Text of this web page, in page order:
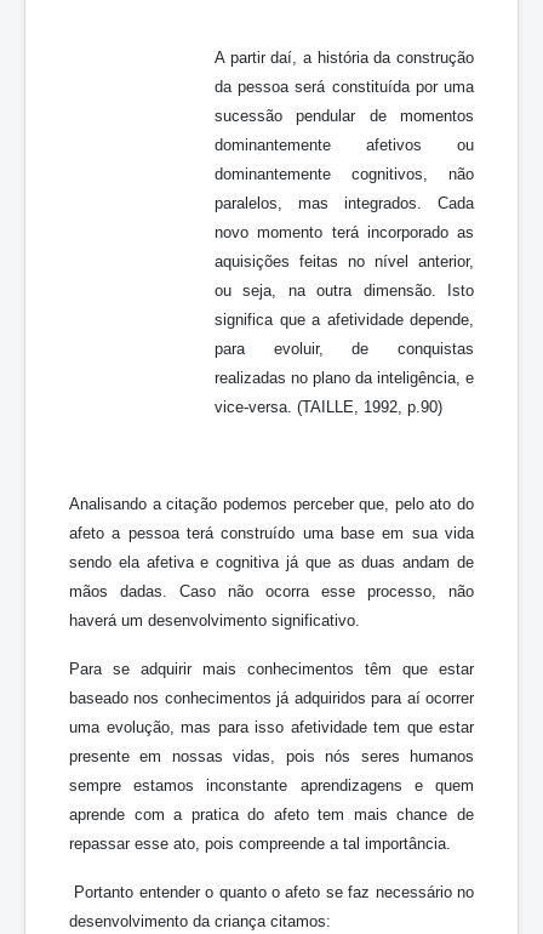
A partir daí, a história da construção
da pessoa será constituída por uma
sucessão pendular de momentos
dominantemente afetivos ou
dominantemente cognitivos, não
paralelos, mas integrados. Cada
novo momento terá incorporado as
aquisições feitas no nível anterior,
ou seja, na outra dimensão. Isto
significa que a afetividade depende,
para evoluir, de conquistas
realizadas no plano da inteligência, e
vice-versa. (TAILLE, 1992, p.90)
Analisando a citação podemos perceber que, pelo ato do
afeto a pessoa terá construído uma base em sua vida
sendo ela afetiva e cognitiva já que as duas andam de
mãos dadas. Caso não ocorra esse processo, não
haverá um desenvolvimento significativo.
Para se adquirir mais conhecimentos têm que estar
baseado nos conhecimentos já adquiridos para aí ocorrer
uma evolução, mas para isso afetividade tem que estar
presente em nossas vidas, pois nós seres humanos
sempre estamos inconstante aprendizagens e quem
aprende com a pratica do afeto tem mais chance de
repassar esse ato, pois compreende a tal importância.
Portanto entender o quanto o afeto se faz necessário no
desenvolvimento da criança citamos: